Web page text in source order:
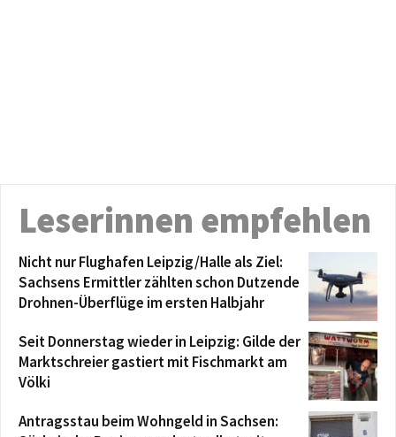
Leserinnen empfehlen
Nicht nur Flughafen Leipzig/Halle als Ziel:
Sachsens Ermittler zählten schon Dutzende
Drohnen-Überflüge im ersten Halbjahr
Seit Donnerstag wieder in Leipzig: Gilde der
Marktschreier gastiert mit Fischmarkt am
Völki
Antragsstau beim Wohngeld in Sachsen: